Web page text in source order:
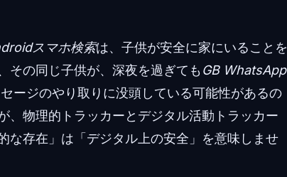
スマホ検索は、子供が安全に家にいることを
その同じ子供が、深夜を過ぎても GB WhatsApp
ージのやり取りに没頭している可能性があるの
、物理的トラッカーとデジタル活動トラッカー
な存在」は「デジタル上の安全」を意味しませ